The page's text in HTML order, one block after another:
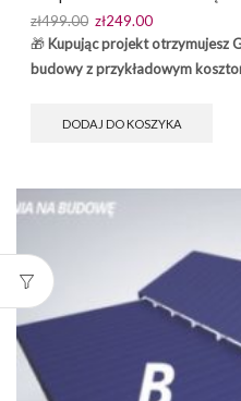
zł499.00 Pierwotna
cena
wynosiła:
zł499.00.
zł249.00Aktualna
cena
wynosi:
zł249.00.
🎁 Kupując projekt otrzymujesz
budowy z przykładowym
DODAJ DO KOSZYKA